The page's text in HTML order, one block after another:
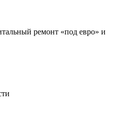
ремонт «под евро» и